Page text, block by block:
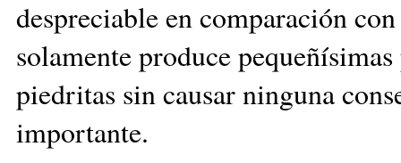
despreciable en comparación
solamente produce
piedritas sin causar ninguna
importante.